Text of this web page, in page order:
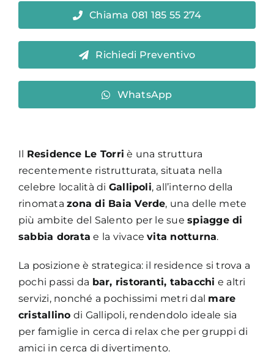
Chiama 081 185 55 274
Richiedi Preventivo
WhatsApp
Il Residence Le Torri è una struttura
recentemente ristrutturata, situata nella
celebre località di Gallipoli, all’interno della
rinomatazona di Baia Verde, una delle mete
più ambite del Salento per le suespiagge di
sabbia dorata e la vivacevita notturna.
La posizione è strategica: il residence si trova a
pochi passi da bar, ristoranti, tabacchi e altri
servizi, nonché a pochissimi metri dal mare
cristallino di Gallipoli, rendendolo ideale sia
per famiglie in cerca di relax che per gruppi di
amici in cerca di divertimento.